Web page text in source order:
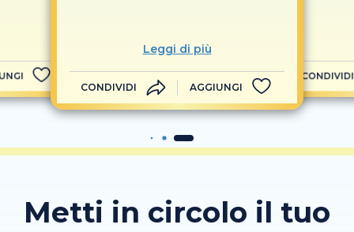
Leggi di più
CONDIVIDI AGGIUNGI
CONDIVIDI
Metti in circolo il tuo